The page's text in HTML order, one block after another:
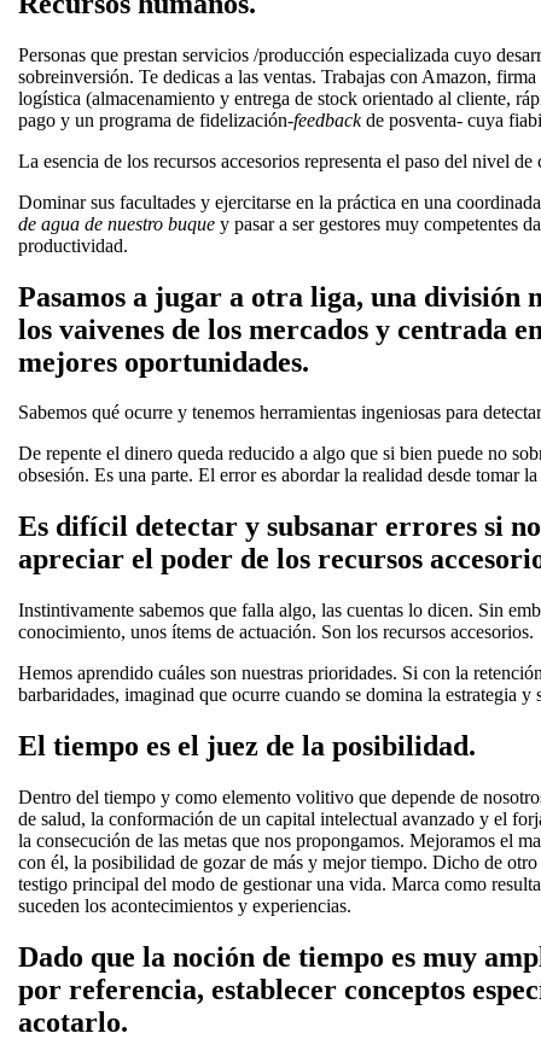
Personas que prestan servicios /producción especializada cuyo
sobreinversión. Te dedicas a las ventas. Trabajas con Amazon,
logística (almacenamiento y entrega de stock orientado al cliente,
pago y un programa de fidelización-feedbackde posventa- cuya
La esencia de los recursos accesorios representa el paso del nivel
Dominar sus facultades y ejercitarse en la práctica en una
de agua de nuestro buque y pasar a ser gestores muy competentes
productividad.
Pasamos a jugar a otra liga, una división
los vaivenes de los mercados y centrada
mejores oportunidades.
Sabemos qué ocurre y tenemos herramientas ingeniosas para
De repente el dinero queda reducido a algo que si bien puede no
obsesión. Es una parte. El error es abordar la realidad desde tomar
Es difícil detectar y subsanar errores si
apreciar el poder de los recursos
Instintivamente sabemos que falla algo, las cuentas lo dicen. Sin
conocimiento, unos ítems de actuación. Son los recursos accesorios.
Hemos aprendido cuáles son nuestras prioridades. Si con la
barbaridades, imaginad que ocurre cuando se domina la estrategia y
El tiempo es el juez de la posibilidad.
Dentro del tiempo y como elemento volitivo que depende de
de salud, la conformación de un capital intelectual avanzado y el
la consecución de las metas que nos propongamos. Mejoramos el
con él, la posibilidad de gozar de más y mejor tiempo. Dicho de
testigo principal del modo de gestionar una vida. Marca como
suceden los acontecimientos y experiencias.
Dado que la noción de tiempo es muy
por referencia, establecer conceptos
acotarlo.